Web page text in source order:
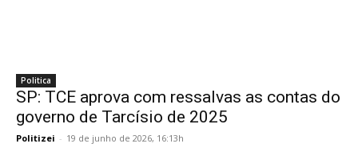
Politica
SP: TCE aprova com ressalvas as contas do
governo de Tarcísio de 2025
Politizei - 19 de junho de 2026, 16:13h